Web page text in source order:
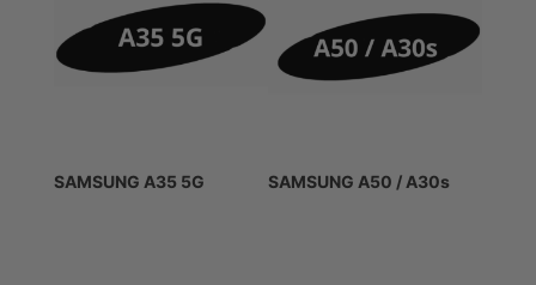
SAMSUNG A35 5G SAMSUNG A50 / A30s